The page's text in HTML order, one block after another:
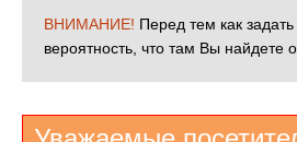
ВНИМАНИЕ! Перед тем как
вероятность, что там Вы найдете